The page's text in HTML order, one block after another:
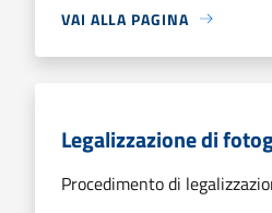
VAI ALLA PAGINA
Legalizzazione di
Procedimento di